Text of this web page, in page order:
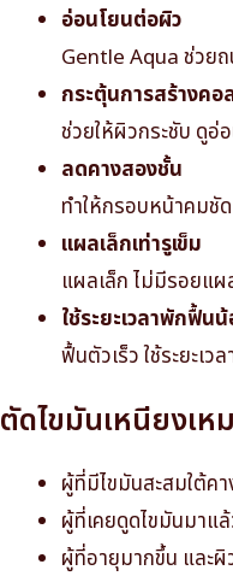
อ่อนโยนต่อผิว
Gentle Aqua ช่วยถ
กระตุ้นการสร้างคอ
ช่วยให้ผิวกระชับ ดูอ่
ลดคางสองชั้น
ทำให้กรอบหน้าคมชั
แผลเล็กเท่ารูเข็ม
แผลเล็ก ไม่มีรอยแ
ใช้ระยะเวลาพักฟื้น
ฟื้นตัวเร็ว ใช้ระยะเ
ตัดไขมันเหนียงเห
ผู้ที่มีไขมันสะสมใต้
ผู้ที่เคยดูดไขมันมาแ
ผู้ที่อายุมากขึ้น และผิ